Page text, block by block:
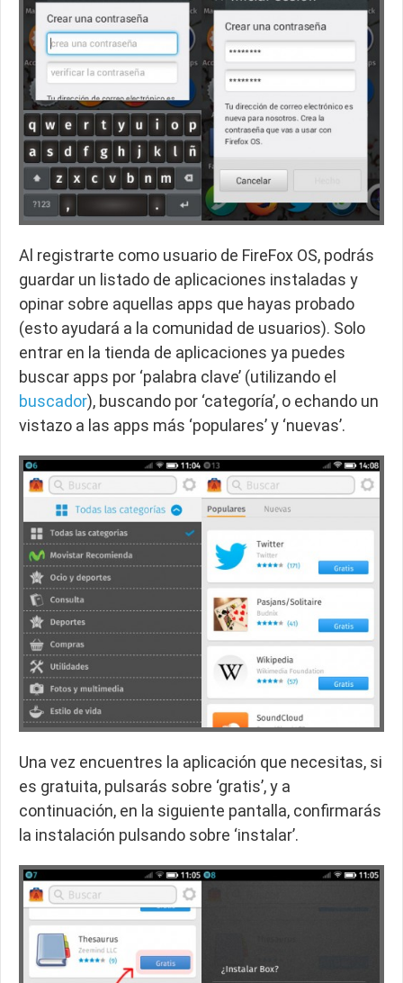
Al registrarte como usuario de FireFox OS, podrás
guardar un listado de aplicaciones instaladas y
opinar sobre aquellas apps que hayas probado
(esto ayudará a la comunidad de usuarios). Solo
entrar en la tienda de aplicaciones ya puedes
buscar apps por ‘palabra clave’ (utilizando el
buscador), buscando por ‘categoría’, o echando un
vistazo a las apps más ‘populares’ y ‘nuevas’.
Una vez encuentres la aplicación que necesitas, si
es gratuita, pulsarás sobre ‘gratis’, y a
continuación, en la siguiente pantalla, confirmarás
la instalación pulsando sobre ‘instalar’.